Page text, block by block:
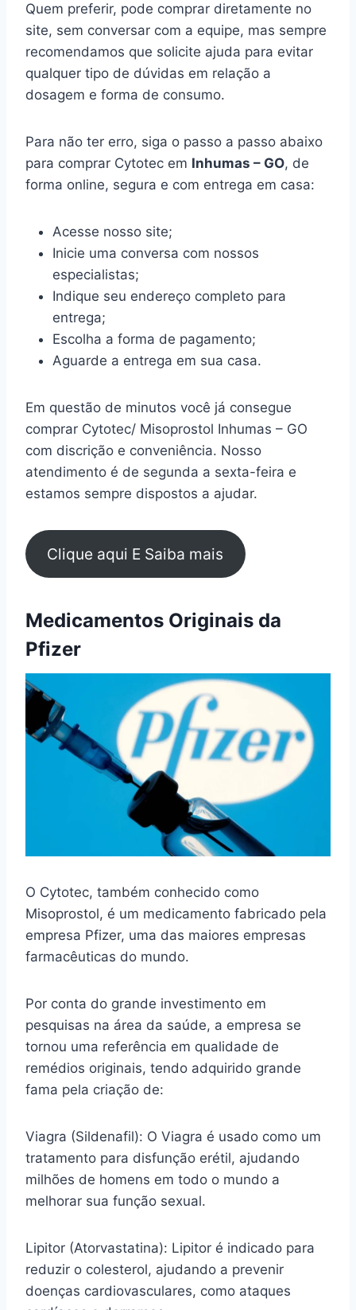
Quem preferir, pode comprar diretamente no
site, sem conversar com a equipe, mas sempre
recomendamos que solicite ajuda para evitar
qualquer tipo de dúvidas em relação a
dosagem e forma de consumo.
Para não ter erro, siga o passo a passo abaixo
para comprar Cytotec em Inhumas – GO, de
forma online, segura e com entrega em casa:
Acesse nosso site;
Inicie uma conversa com nossos
especialistas;
Indique seu endereço completo para
entrega;
Escolha a forma de pagamento;
Aguarde a entrega em sua casa.
Em questão de minutos você já consegue
comprar Cytotec/ Misoprostol Inhumas – GO
com discrição e conveniência. Nosso
atendimento é de segunda a sexta-feira e
estamos sempre dispostos a ajudar.
Clique aqui E Saiba mais
Medicamentos Originais da
Pfizer
O Cytotec, também conhecido como
Misoprostol, é um medicamento fabricado pela
empresa Pfizer, uma das maiores empresas
farmacêuticas do mundo.
Por conta do grande investimento em
pesquisas na área da saúde, a empresa se
tornou uma referência em qualidade de
remédios originais, tendo adquirido grande
fama pela criação de:
Viagra (Sildenafil): O Viagra é usado como um
tratamento para disfunção erétil, ajudando
milhões de homens em todo o mundo a
melhorar sua função sexual.
Lipitor (Atorvastatina): Lipitor é indicado para
reduzir o colesterol, ajudando a prevenir
doenças cardiovasculares, como ataques